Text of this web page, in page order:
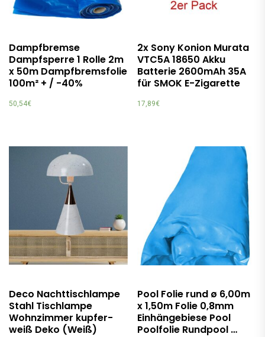
Dampfbremse
Dampfsperre 1 Rolle 2m
x 50m Dampfbremsfolie
100m² + / -40%
50,54€
2x Sony Konion Murata
VTC5A 18650 Akku
Batterie 2600mAh 35A
für SMOK E-Zigarette
17,89€
Deco Nachttischlampe
Stahl Tischlampe
Wohnzimmer kupfer-
weiß Deko (Weiß)
Pool Folie rund ø 6,00m
x 1,50m Folie 0,8mm
Einhängebiese Pool
Poolfolie Rundpool …